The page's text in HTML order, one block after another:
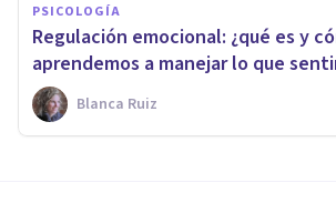
PSICOLOGÍA
Regulación emocional: ¿qué es y
aprendemos a manejar lo que
Blanca Ruiz